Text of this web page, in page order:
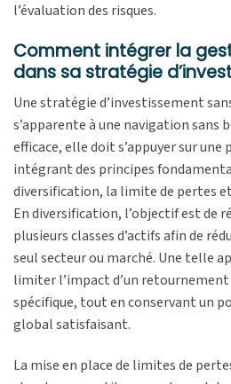
l’évaluation des risques.
Comment intégrer la
dans sa stratégie
Une stratégie d’investissement
s’apparente à une navigation sans
efficace, elle doit s’appuyer sur
intégrant des principes
diversification, la limite de pertes
En diversification, l’objectif est de
plusieurs classes d’actifs afin de
seul secteur ou marché. Une telle
limiter l’impact d’un
spécifique, tout en conservant un
global satisfaisant.
La mise en place de limites de